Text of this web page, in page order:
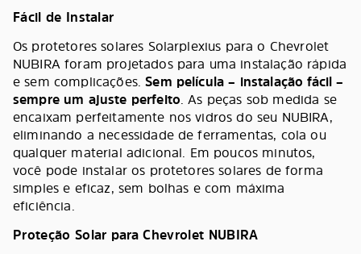
Fácil de Instalar
Os protetores solares Solarplexius para o Chevrolet
NUBIRA foram projetados para uma instalação rápida
e sem complicações.Sem película – instalação fácil –
sempre um ajuste perfeito. As peças sob medida se
encaixam perfeitamente nos vidros do seu NUBIRA,
eliminando a necessidade de ferramentas, cola ou
qualquer material adicional. Em poucos minutos,
você pode instalar os protetores solares de forma
simples e eficaz, sem bolhas e com máxima
eficiência.
Proteção Solar para Chevrolet NUBIRA